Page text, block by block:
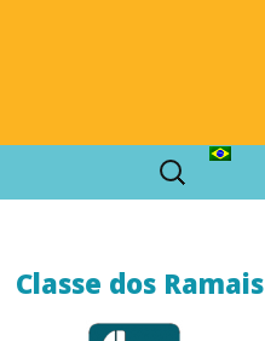
Classe dos Ramais